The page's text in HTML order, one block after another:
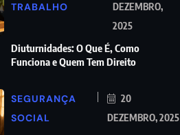
TRABALHO
DEZEMBRO,
2025
Diuturnidades: O Que É, Como
Funciona e Quem Tem Direito
SEGURANÇA
SOCIAL
20
DEZEMBRO, 2025